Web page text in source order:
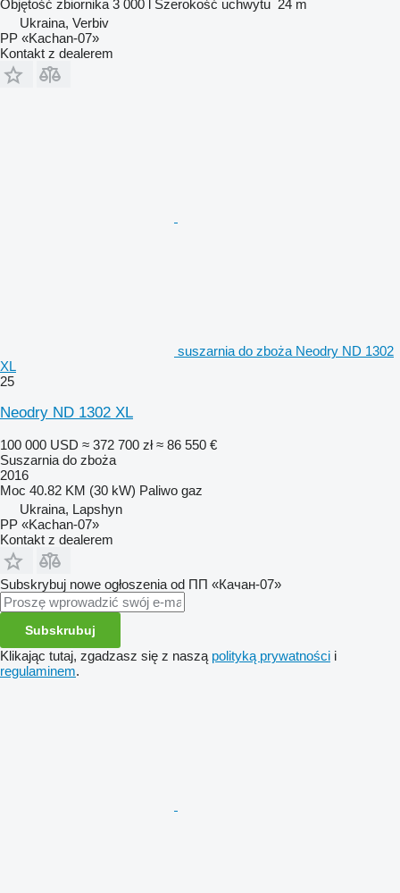
Objętość zbiornika 3 000 l Szerokość uchwytu 24 m
Ukraina, Verbiv
PP «Kachan-07»
Kontakt z dealerem
suszarnia do zboża Neodry ND 1302
XL
25
Neodry ND 1302 XL
100 000 USD ≈ 372 700 zł ≈ 86 550 €
Suszarnia do zboża
2016
Moc 40.82 KM (30 kW) Paliwo gaz
Ukraina, Lapshyn
PP «Kachan-07»
Kontakt z dealerem
Subskrybuj nowe ogłoszenia od ПП «Качан-07»
Subskrubuj
Klikając tutaj, zgadzasz się z naszą polityką prywatności i
regulaminem.